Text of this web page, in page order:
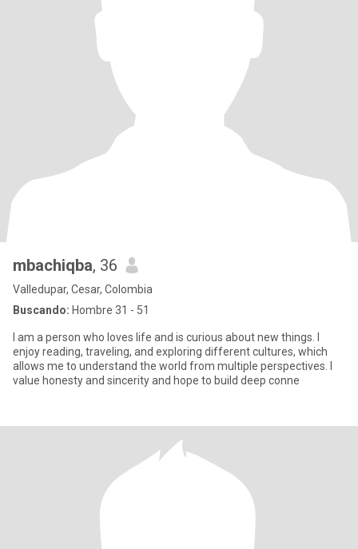
mbachiqba, 36
Valledupar, Cesar, Colombia
Buscando: Hombre 31 - 51
I am a person who loves life and is curious about new things. I
enjoy reading, traveling, and exploring different cultures, which
allows me to understand the world from multiple perspectives. I
value honesty and sincerity and hope to build deep conne